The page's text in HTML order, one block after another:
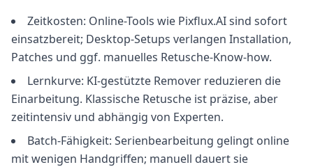
Zeitkosten: Online-Tools wie Pixflux.AI sind sofort
einsatzbereit; Desktop-Setups verlangen Installation,
Patches und ggf. manuelles Retusche-Know-how.
Lernkurve: KI-gestützte Remover reduzieren die
Einarbeitung. Klassische Retusche ist präzise, aber
zeitintensiv und abhängig von Experten.
Batch-Fähigkeit: Serienbearbeitung gelingt online
mit wenigen Handgriffen; manuell dauert sie